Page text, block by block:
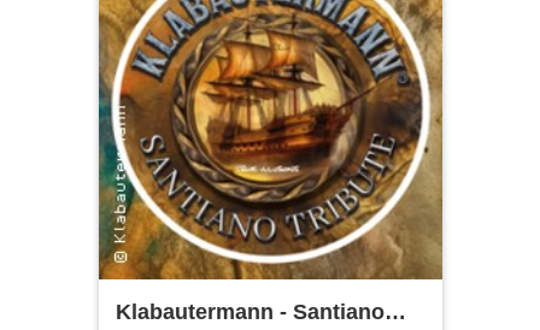
Klabautermann - Santiano